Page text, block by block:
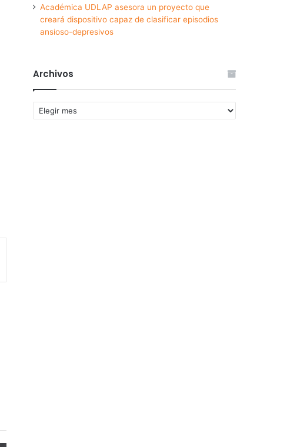
Académica UDLAP asesora un proyecto que
creará dispositivo capaz de clasificar episodios
ansioso-depresivos
Archivos
Archivos